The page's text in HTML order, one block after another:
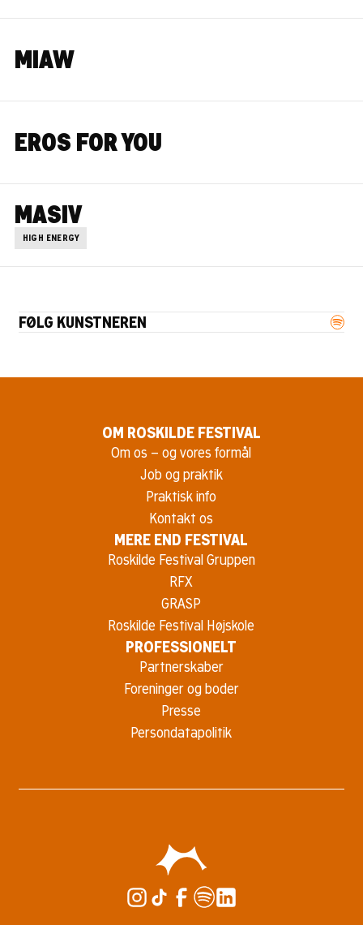
MIAW
EROS FOR YOU
MASIV
HIGH ENERGY
FØLG KUNSTNEREN
OM ROSKILDE FESTIVAL
Om os – og vores formål
Job og praktik
Praktisk info
Kontakt os
MERE END FESTIVAL
Roskilde Festival Gruppen
RFX
GRASP
Roskilde Festival Højskole
PROFESSIONELT
Partnerskaber
Foreninger og boder
Presse
Persondatapolitik